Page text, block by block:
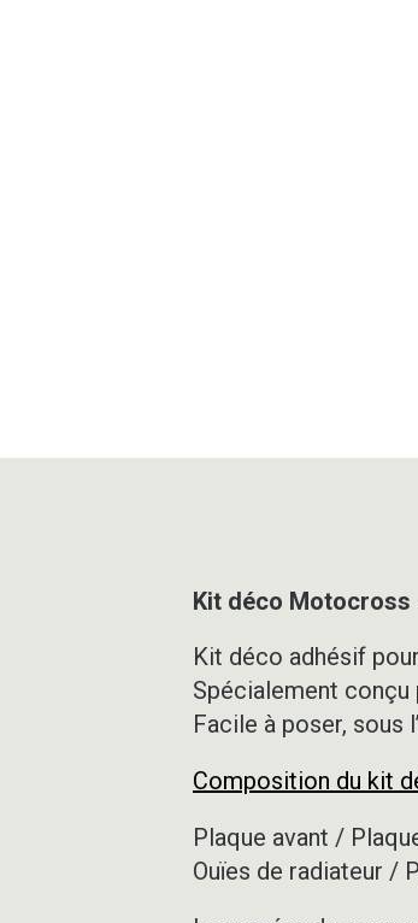
Kit déco Motocross
Kit déco adhésif
Spécialement
Facile à poser, sous
Composition du kit
Plaque avant /
Ouïes de radiateur /